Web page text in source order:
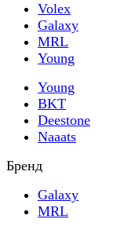
Volex
Galaxy
MRL
Young
Young
BKT
Deestone
Naaats
Бренд
Galaxy
MRL